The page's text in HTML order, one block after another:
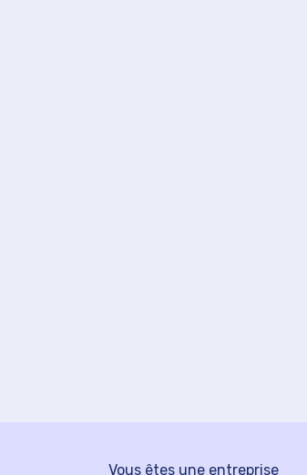
Vous êtes une entreprise